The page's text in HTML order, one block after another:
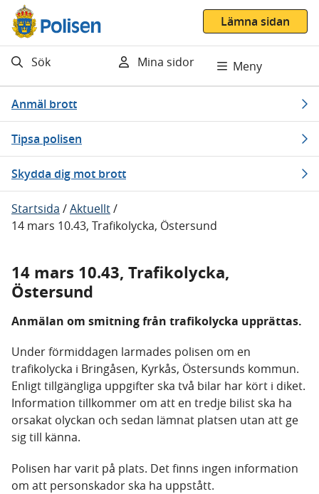
Gå direkt till innehåll
Lämna sidan
Sök Mina sidor Meny
Anmäl brott
Tipsa polisen
Skydda dig mot brott
Startsida /Aktuellt/
14 mars 10.43, Trafikolycka, Östersund
14 mars 10.43, Trafikolycka,
Östersund
Anmälan om smitning från trafikolycka upprättas.
Under förmiddagen larmades polisen om en
trafikolycka i Bringåsen, Kyrkås, Östersunds kommun.
Enligt tillgängliga uppgifter ska två bilar har kört i diket.
Information tillkommer om att en tredje bilist ska ha
orsakat olyckan och sedan lämnat platsen utan att ge
sig till känna.
Polisen har varit på plats. Det finns ingen information
om att personskador ska ha uppstått.